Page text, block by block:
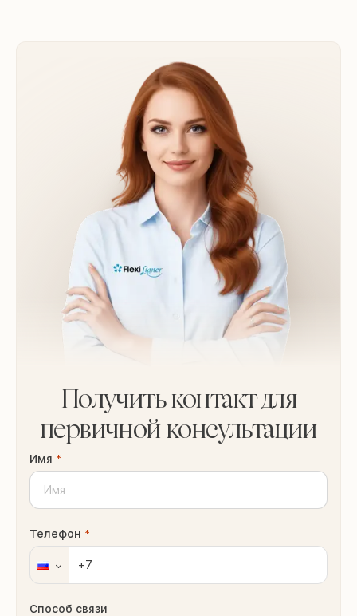
Получить контакт для
первичной консультации
Имя *
Телефон *
Способ связи